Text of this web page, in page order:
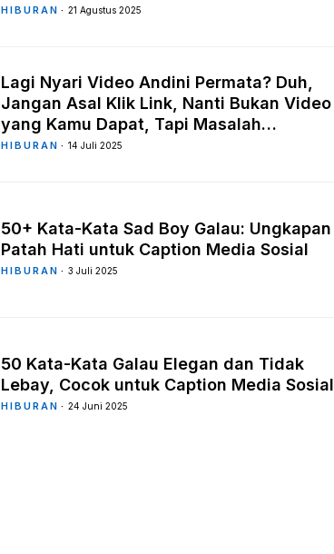
HIBURAN 21 Agustus 2025
Lagi Nyari Video Andini Permata? Duh,
Jangan Asal Klik Link, Nanti Bukan Video
yang Kamu Dapat, Tapi Masalah…
HIBURAN 14 Juli 2025
50+ Kata-Kata Sad Boy Galau: Ungkapan
Patah Hati untuk Caption Media Sosial
HIBURAN 3 Juli 2025
50 Kata-Kata Galau Elegan dan Tidak
Lebay, Cocok untuk Caption Media Sosial
HIBURAN 24 Juni 2025